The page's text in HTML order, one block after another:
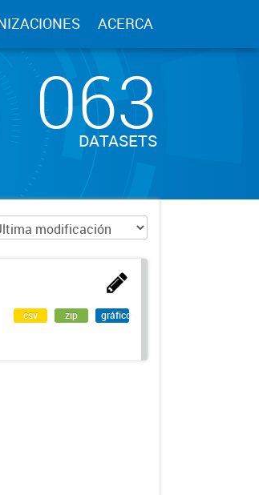
ACERCA
063
DATASETS
csv zip gráfico